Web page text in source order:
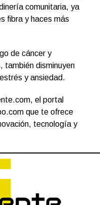
comunitaria, ya
fibra y haces más
de cáncer y
también disminuyen
y ansiedad.
el portal
que te ofrece
tecnología y